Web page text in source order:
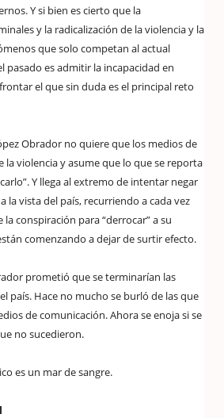
Y si bien es cierto que la
y la radicalización de la violencia y la
que solo competan al actual
pasado es admitir la incapacidad en
el que sin duda es el principal reto
Obrador no quiere que los medios de
la violencia y asume que lo que se reporta
Y llega al extremo de intentar negar
la vista del país, recurriendo a cada vez
conspiración para “derrocar” a su
comenzando a dejar de surtir efecto.
prometió que se terminarían las
país. Hace no mucho se burló de las que
de comunicación. Ahora se enoja si se
no sucedieron.
es un mar de sangre.